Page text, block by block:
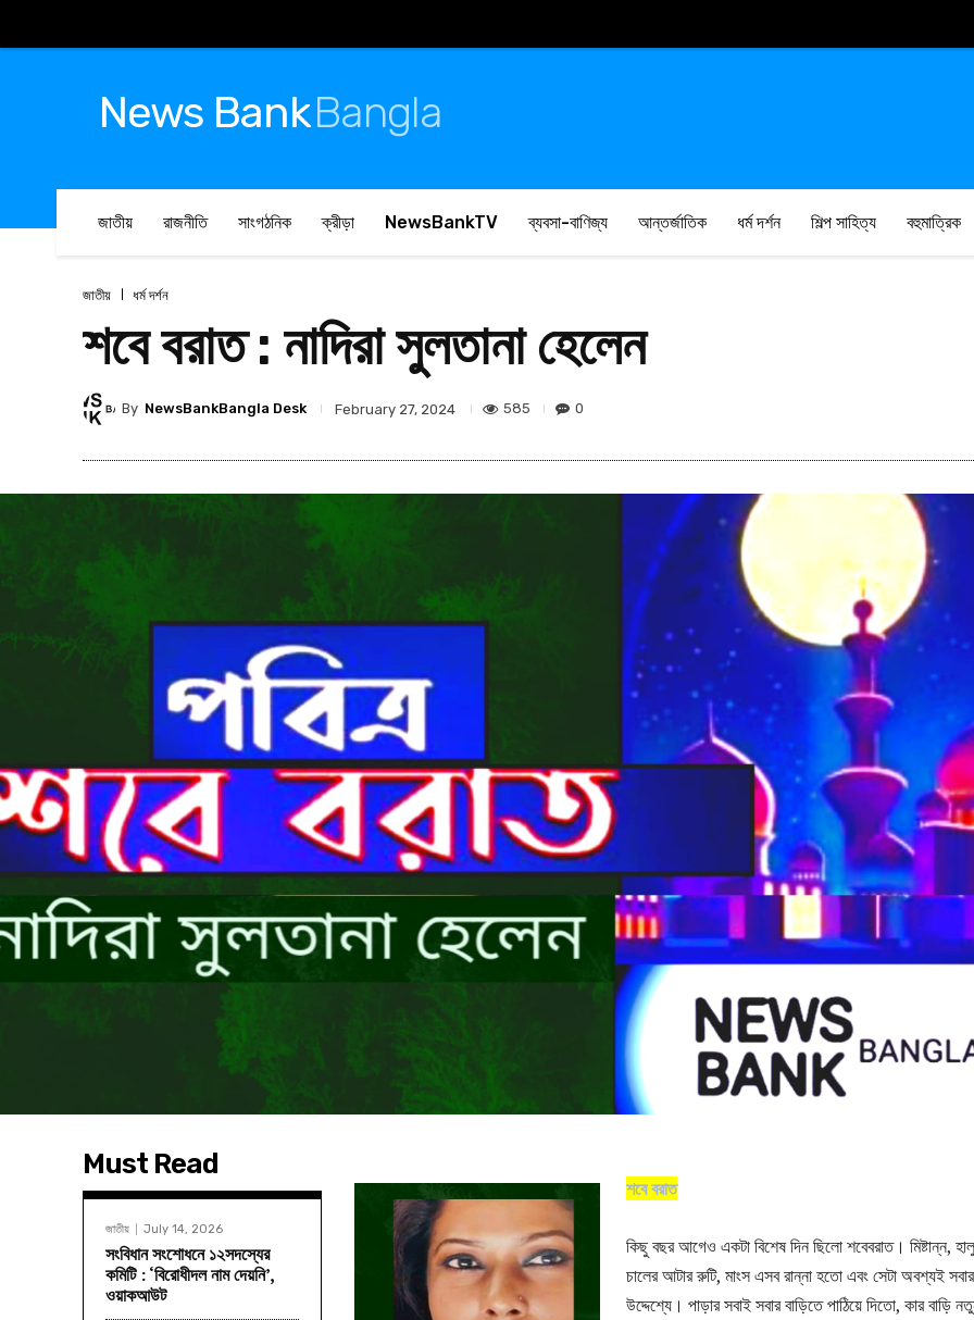
News BankBangla
জাতীয় রাজনীতি সাংগঠনিক ক্রীড়া NewsBankTV ব্যবসা-বাণিজ্য আন্তর্জাতিক ধর্ম দর্শন শিল্প সাহিত্য বহুমাত্রিক
জাতীয় ধর্ম দর্শন
শবে বরাত : নাদিরা সুলতানা হেলেন
By NewsBankBangla Desk February 27, 2024 585 0
Must Read
জাতীয় July 14, 2026
সংবিধান সংশোধনে ১২সদস্যের
কমিটি : ‘বিরোধীদল নাম দেয়নি’,
ওয়াকআউট
শবে বরাত
কিছু বছর আগেও একটা বিশেষ দিন ছিলো শবেবরাত। মিষ্টান্ন,
চালের আটার রুটি, মাংস এসব রান্না হতো এবং সেটা অবশ্যই সবার
উদ্দেশ্যে। পাড়ার সবাই সবার বাড়িতে পাঠিয়ে দিতো, কার বাড়ি